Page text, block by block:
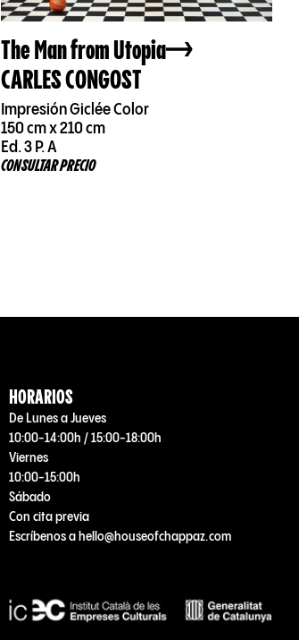
The Man from Utopia
CARLES CONGOST
Impresión Giclée Color
150 cm x 210 cm
Ed. 3 P. A
CONSULTAR PRECIO
HORARIOS
De Lunes a Jueves
10:00-14:00h / 15:00-18:00h
Viernes
10:00-15:00h
Sábado
Con cita previa
Escríbenos a hello@houseofchappaz.com